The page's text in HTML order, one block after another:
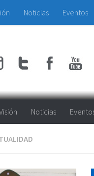
Noticias Eventos
Noticias